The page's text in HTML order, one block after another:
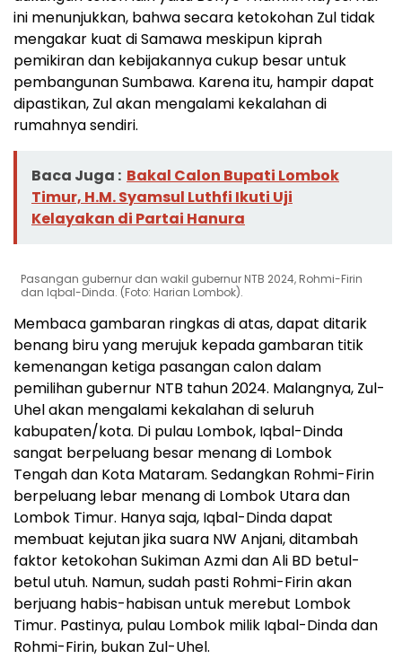
ini menunjukkan, bahwa secara ketokohan Zul tidak
mengakar kuat di Samawa meskipun kiprah
pemikiran dan kebijakannya cukup besar untuk
pembangunan Sumbawa. Karena itu, hampir dapat
dipastikan, Zul akan mengalami kekalahan di
rumahnya sendiri.
Baca Juga : Bakal Calon Bupati Lombok
Timur, H.M. Syamsul Luthfi Ikuti Uji
Kelayakan di Partai Hanura
Pasangan gubernur dan wakil gubernur NTB 2024, Rohmi-Firin
dan Iqbal-Dinda. (Foto: Harian Lombok).
Membaca gambaran ringkas di atas, dapat ditarik
benang biru yang merujuk kepada gambaran titik
kemenangan ketiga pasangan calon dalam
pemilihan gubernur NTB tahun 2024. Malangnya, Zul-
Uhel akan mengalami kekalahan di seluruh
kabupaten/kota. Di pulau Lombok, Iqbal-Dinda
sangat berpeluang besar menang di Lombok
Tengah dan Kota Mataram. Sedangkan Rohmi-Firin
berpeluang lebar menang di Lombok Utara dan
Lombok Timur. Hanya saja, Iqbal-Dinda dapat
membuat kejutan jika suara NW Anjani, ditambah
faktor ketokohan Sukiman Azmi dan Ali BD betul-
betul utuh. Namun, sudah pasti Rohmi-Firin akan
berjuang habis-habisan untuk merebut Lombok
Timur. Pastinya, pulau Lombok milik Iqbal-Dinda dan
Rohmi-Firin, bukan Zul-Uhel.